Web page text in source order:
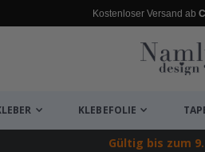
Kostenloser Versand ab
KLEBEFOLIE
Gültig bis zum